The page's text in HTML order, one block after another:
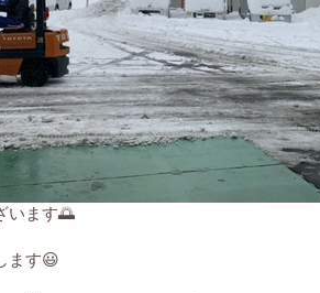
います🌅
ます😃